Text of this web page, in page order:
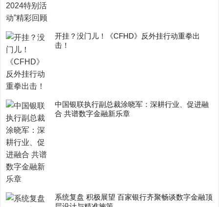
开挂？没门儿！《CFHD》反外挂行动重拳出
击！
中国银联执行副总裁涂晓军：深耕行业、促进融
合 共谱数字金融新乐章
系统复盘 积极展望 百家银行齐聚畅谈数字金融顶